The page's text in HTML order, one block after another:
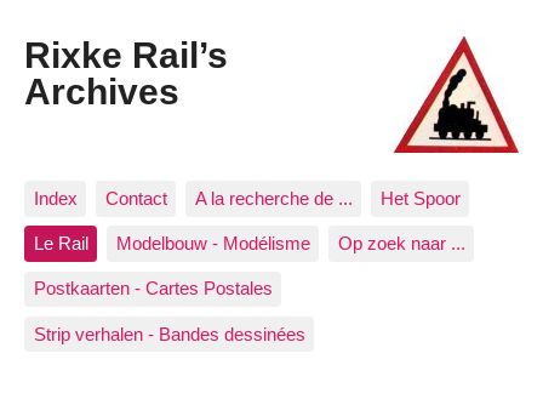
Rixke Rail’s
Archives
Index Contact A la recherche de ... Het Spoor
Le Rail Modelbouw - Modélisme Op zoek naar ...
Postkaarten - Cartes Postales
Strip verhalen - Bandes dessinées